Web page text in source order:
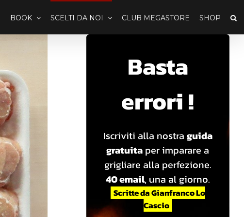
BOOK SCELTI DA NOI CLUB MEGASTORE SHOP
Basta
errori !
Iscriviti alla nostra guida
gratuita per imparare a
grigliare alla perfezione.
40 email, una al giorno.
Scritte da Gianfranco Lo
Cascio